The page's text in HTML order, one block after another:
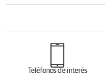
Teléfonos de interés